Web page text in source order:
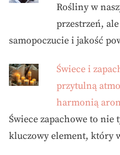
Rośliny w
przestrzeń,
samopoczucie i jakość
Świece i
przytulną
harmonią
Świece zapachowe to nie
kluczowy element, który